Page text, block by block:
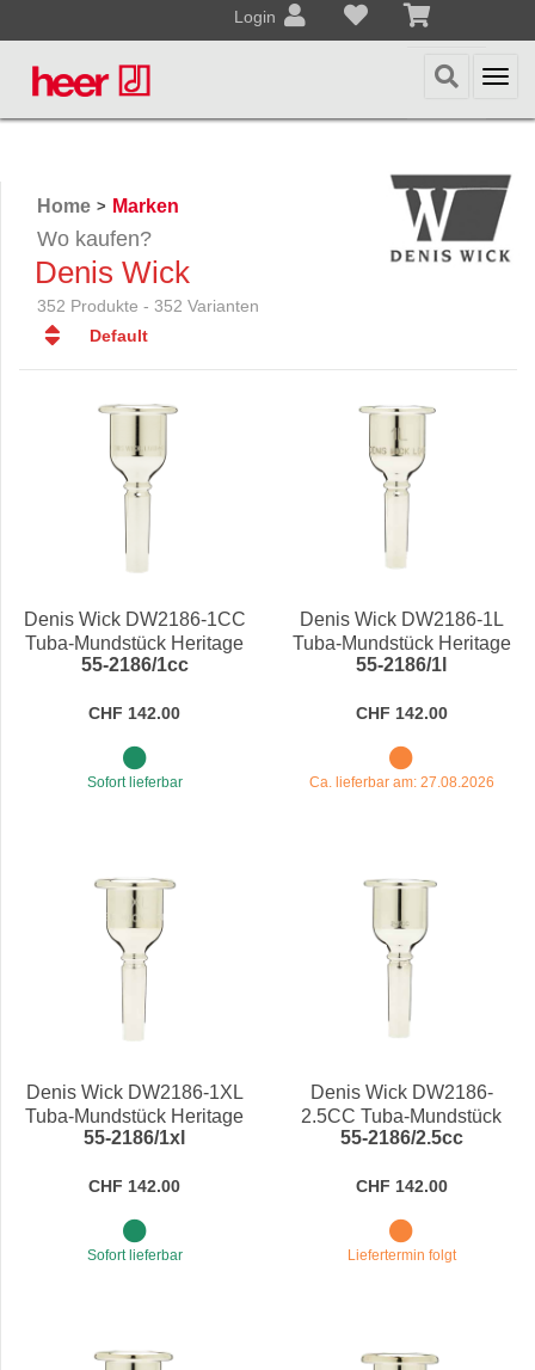
Login
Home > Marken
Wo kaufen?
Denis Wick
352 Produkte - 352 Varianten
Default
Default
Datum
Name
Name
Preis
Preis
Denis Wick DW2186-1CC
Tuba-Mundstück Heritage
55-2186/1cc
CHF 142.00
Sofort lieferbar
Denis Wick DW2186-1L
Tuba-Mundstück Heritage
55-2186/1l
CHF 142.00
Ca. lieferbar am: 27.08.2026
Denis Wick DW2186-1XL
Tuba-Mundstück Heritage
55-2186/1xl
CHF 142.00
Sofort lieferbar
Denis Wick DW2186-
2.5CC Tuba-Mundstück
Heritage
55-2186/2.5cc
CHF 142.00
Liefertermin folgt